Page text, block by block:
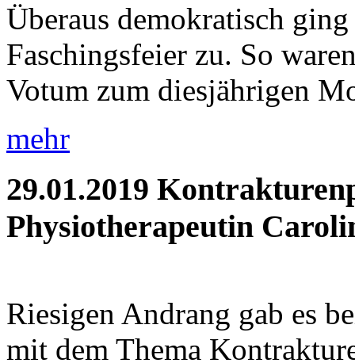
Überaus demokratisch
Faschingsfeier zu. So
Votum zum diesjährigen
mehr
29.01.2019
Physiotherapeutin
Riesigen Andrang gab es
mit dem Thema